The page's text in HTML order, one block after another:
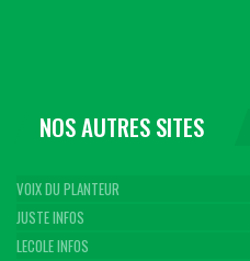
NOS AUTRES SITES
VOIX DU PLANTEUR
JUSTE INFOS
LECOLE INFOS